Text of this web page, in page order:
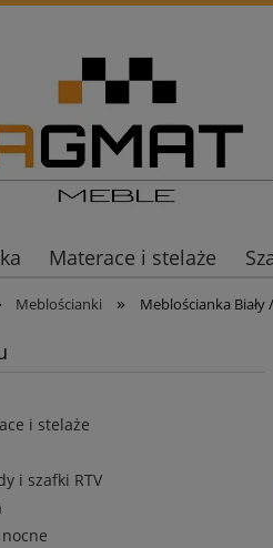
Materace i stelaże
Meblościanki » Meblościanka Biały
i stelaże
i szafki RTV